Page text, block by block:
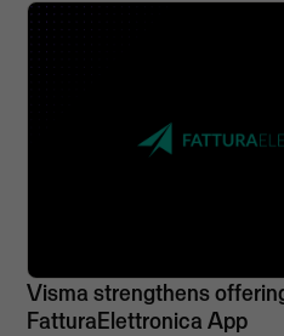
Visma strengthens
FatturaElettronica App